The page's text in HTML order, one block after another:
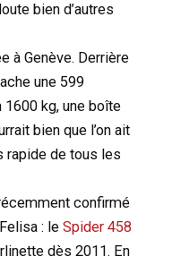
bien d’autres
à Genève. Derrière
une 599
1600 kg, une boîte
bien que l’on ait
rapide de tous les
confirmé
: leSpider 458
dès 2011. En